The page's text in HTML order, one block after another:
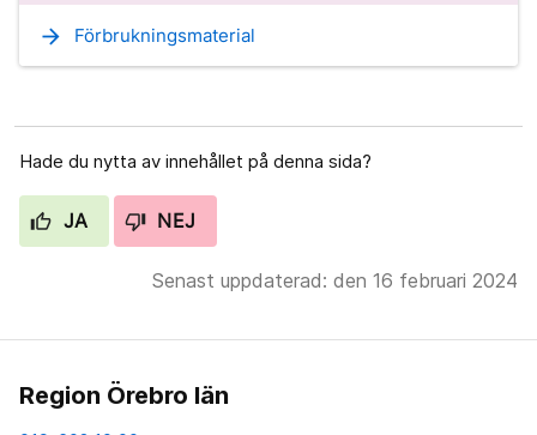
arrow_forward Förbrukningsmaterial
Hade du nytta av innehållet på denna sida?
JA NEJ
Senast uppdaterad: den 16 februari 2024
Region Örebro län